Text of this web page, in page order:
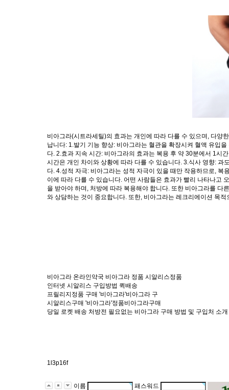
비아그라(시트라세틸)의 효과는 개인에 따라 다를 수 있으며, 다양
납니다: 1.발기 기능 향상: 비아그라는 혈관을 확장시켜 혈액 유입
다. 2.효과 지속 시간: 비아그라의 효과는 복용 후 약 30분에서 1시
시간은 개인 차이와 상황에 따라 다를 수 있습니다. 3.식사 영향:
다. 4.성적 자극: 비아그라는 성적 자극이 있을 때만 작용하므로,
이에 따라 다를 수 있습니다. 어떤 사람들은 효과가 빨리 나타나고
을 받아야 하며, 처방에 따라 복용해야 합니다. 또한 비아그라를
와 상담하는 것이 중요합니다. 또한, 비아그라는 레크리에이션 목
비아그라 온라인약국 비아그라 정품 시알리스정품
인터넷 시알리스 구입방법 퀵배송
프릴리지정품 구매 '비아그라'비아그라 구
시알리스구매 '비아그라'정품비아그라구매
당일 로켓 배송 처방전 필요없는 비아그라 구매 방법 및 구입처 소개
1l3p16f
이름 패스워드